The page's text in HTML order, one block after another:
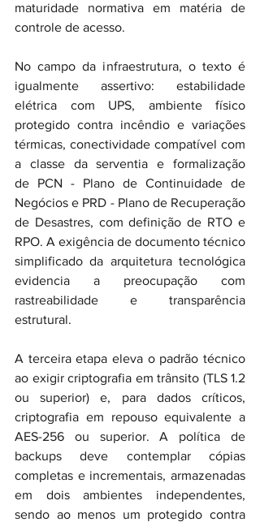
maturidade normativa em matéria de
controle de acesso.
No campo da infraestrutura, o texto é
igualmente assertivo: estabilidade
elétrica com UPS, ambiente físico
protegido contra incêndio e variações
térmicas, conectividade compatível com
a classe da serventia e formalização
de PCN - Plano de Continuidade de
Negócios e PRD - Plano de Recuperação
de Desastres, com definição de RTO e
RPO. A exigência de documento técnico
simplificado da arquitetura tecnológica
evidencia a preocupação com
rastreabilidade e transparência
estrutural.
A terceira etapa eleva o padrão técnico
ao exigir criptografia em trânsito (TLS 1.2
ou superior) e, para dados críticos,
criptografia em repouso equivalente a
AES-256 ou superior. A política de
backups deve contemplar cópias
completas e incrementais, armazenadas
em dois ambientes independentes,
sendo ao menos um protegido contra